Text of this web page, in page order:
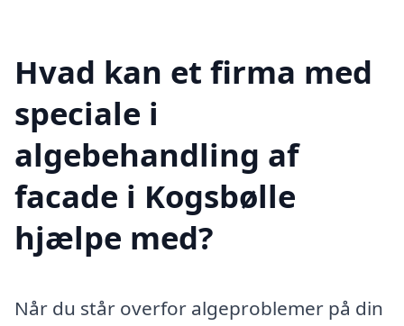
Hvad kan et firma med
speciale i
algebehandling af
facade i Kogsbølle
hjælpe med?
Når du står overfor algeproblemer på din